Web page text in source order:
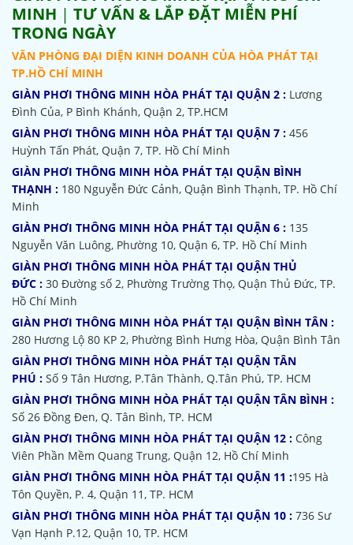
MINH | TƯ VẤN & LẮP ĐẶT MIỄN PHÍ
TRONG NGÀY
VĂN PHÒNG ĐẠI DIỆN KINH DOANH CỦA HÒA PHÁT TẠI
TP.HỒ CHÍ MINH
GIÀN PHƠI THÔNG MINH HÒA PHÁT TẠI QUẬN 2 : Lương
Đình Của, P Bình Khánh, Quận 2, TP.HCM
GIÀN PHƠI THÔNG MINH HÒA PHÁT TẠI QUẬN 7 : 456
Huỳnh Tấn Phát, Quận 7, TP. Hồ Chí Minh
GIÀN PHƠI THÔNG MINH HÒA PHÁT TẠI QUẬN BÌNH
THẠNH : 180 Nguyễn Đức Cảnh, Quận Bình Thạnh, TP. Hồ Chí
Minh
GIÀN PHƠI THÔNG MINH HÒA PHÁT TẠI QUẬN 6 : 135
Nguyễn Văn Luông, Phường 10, Quận 6, TP. Hồ Chí Minh
GIÀN PHƠI THÔNG MINH HÒA PHÁT TẠI QUẬN THỦ
ĐỨC : 30 Đường số 2, Phường Trường Thọ, Quận Thủ Đức, TP.
Hồ Chí Minh
GIÀN PHƠI THÔNG MINH HÒA PHÁT TẠI QUẬN BÌNH TÂN :
280 Hương Lộ 80 KP 2, Phường Bình Hưng Hòa, Quận Bình Tân
GIÀN PHƠI THÔNG MINH HÒA PHÁT TẠI QUẬN TÂN
PHÚ : Số 9 Tân Hương, P.Tân Thành, Q.Tân Phú, TP. HCM
GIÀN PHƠI THÔNG MINH HÒA PHÁT TẠI QUẬN TÂN BÌNH :
Số 26 Đồng Đen, Q. Tân Bình, TP. HCM
GIÀN PHƠI THÔNG MINH HÒA PHÁT TẠI QUẬN 12 : Công
Viên Phần Mềm Quang Trung, Quận 12, Hồ Chí Minh
GIÀN PHƠI THÔNG MINH HÒA PHÁT TẠI QUẬN 11 :195 Hà
Tôn Quyền, P. 4, Quận 11, TP. HCM
GIÀN PHƠI THÔNG MINH HÒA PHÁT TẠI QUẬN 10 : 736 Sư
Vạn Hạnh P.12, Quận 10, TP. HCM